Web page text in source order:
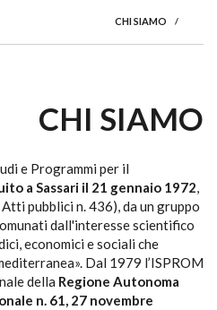
BREADCRUMB
/
CHI SIAMO
CHI SIAMO
e Programmi per il
a Sassari il 21 gennaio 1972,
pubblici n. 436), da un gruppo
dall'interesse scientifico
economici e sociali che
Dal 1979 l’ISPROM
della Regione Autonoma
n. 61, 27 novembre